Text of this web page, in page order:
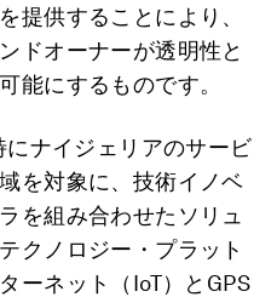
提供することにより、
ドオーナーが透明性と
能にするものです。
にナイジェリアのサービ
を対象に、技術イノベ
を組み合わせたソリュ
クノロジー・プラット
ーネット（IoT）とGPS